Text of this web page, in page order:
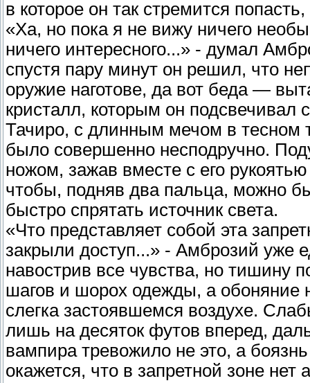
в которое он так стремится
«Ха, но пока я не вижу ничего
ничего интересного...» - думал
спустя пару минут он решил, что
оружие наготове, да вот беда —
кристалл, которым он подсвечивал
Тачиро, с длинным мечом в тесном
было совершенно несподручно.
ножом, зажав вместе с его
чтобы, подняв два пальца, можно
быстро спрятать источник света.
«Что представляет собой эта
закрыли доступ...» - Амброзий уже
навострив все чувства, но тишину
шагов и шорох одежды, а обоняние
слегка застоявшемся воздухе.
лишь на десяток футов вперед,
вампира тревожило не это, а
окажется, что в запретной зоне